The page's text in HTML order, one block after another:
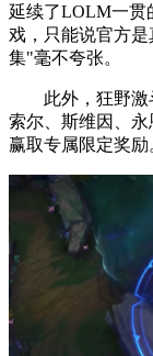
延续了LOLM一贯
戏，只能说官方
集"毫不夸张。
此外，狂野激
索尔、斯维因、
赢取专属限定奖励